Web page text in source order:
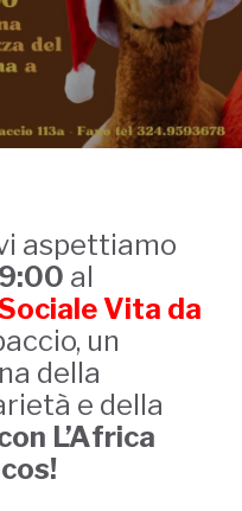
aspettiamo
al
Vita da
un
della
e della
L’Africa